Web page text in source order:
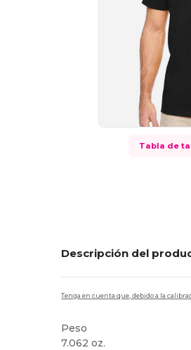
Tabla de
Descripción del
Tenga en cuenta que, debido a la
Peso
7.062 oz.